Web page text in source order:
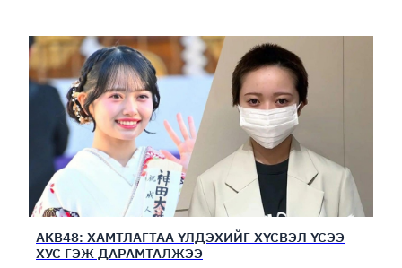
AKB48: ХАМТЛАГТАА ҮЛДЭХИЙГ ХҮСВЭЛ ҮСЭЭ
ХУС ГЭЖ ДАРАМТАЛЖЭЭ